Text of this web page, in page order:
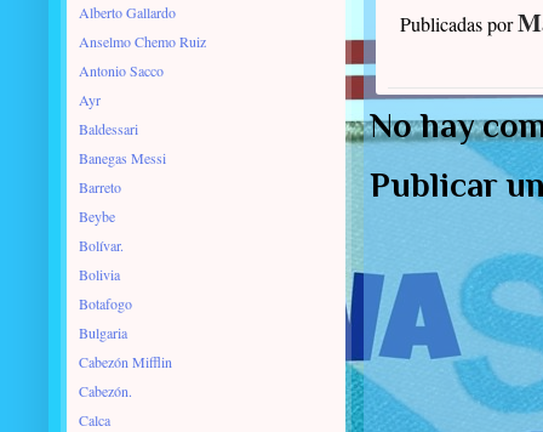
Publicadas por
No hay
Publicar
Alberto Gallardo
Anselmo Chemo Ruiz
Antonio Sacco
Ayr
Baldessari
Banegas Messi
Barreto
Beybe
Bolívar.
Bolivia
Botafogo
Bulgaria
Cabezón Mifflin
Cabezón.
Calca